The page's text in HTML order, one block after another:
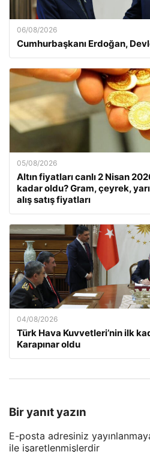
06/08/2026
Cumhurbaşkanı Erdoğan,
05/08/2026
Altın fiyatları canlı 2 Nisan
kadar oldu? Gram, çeyrek,
alış satış fiyatları
04/08/2026
Türk Hava Kuvvetleri’nin ilk
Karapınar oldu
Bir yanıt yazın
E-posta adresiniz
ile işaretlenmişlerdir